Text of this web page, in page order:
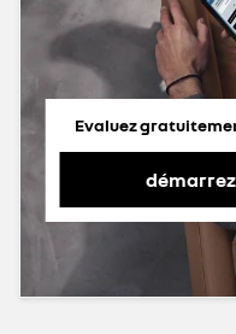
Evaluez